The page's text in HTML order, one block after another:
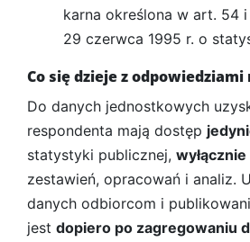
karna określona w art. 54
29 czerwca 1995 r. o
Co się dzieje z
Do danych jednostkowych
respondenta mają dostęp
statystyki publicznej, wyłącznie
zestawień, opracowań i analiz.
danych odbiorcom i
jest dopiero po zagregowaniu